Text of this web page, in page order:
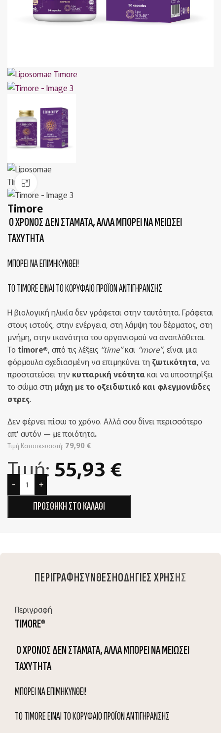
Timore
Ο ΧΡΟΝΟΣ ΔΕΝ ΣΤΑΜΑΤΑ, ΑΛΛΑ ΜΠΟΡΕΙ ΝΑ ΜΕΙΩΣΕΙ
ΤΑΧΥΤΗΤΑ
ΜΠΟΡΕΙ ΝΑ ΕΠΙΜΗΚΥΝΘΕΙ!
TO TIMORE ΕΙΝΑΙ ΤΟ ΚΟΡΥΦΑΙΟ ΠΡΟΪΟΝ ΑΝΤΙΓΗΡΑΝΣΗΣ
Η βιολογική ηλικία δεν γράφεται στην ταυτότητα. Γράφεται
στους ιστούς, στην ενέργεια, στη λάμψη του δέρματος, στη
μνήμη, στην ικανότητα του οργανισμού να αναπλάθεται.
Το timore®, από τις λέξεις “time”και “more”, είναι μια
φόρμουλα σχεδιασμένη να επιμηκύνει τη ζωτικότητα, να
προστατεύσει την κυτταρική νεότητα και να υποστηρίξει
το σώμα στη μάχη με το οξειδωτικό και φλεγμονώδες
στρες.
Δεν φέρνει πίσω το χρόνο. Αλλά σου δίνει περισσότερο
απ’ αυτόν — με ποιότητα.
Τιμή Κατασκευαστή: 79,90 €
Τιμή: 55,93 €
- +
ΠΡΟΣΘΗΚΗ ΣΤΟ ΚΑΛΑΘΙ
ΠΕΡΙΓΡΑΦΗΣΥΝΘΕΣΗΟΔΗΓΙΕΣ ΧΡΗΣΗΣ
Περιγραφή
TIMORE®
Ο ΧΡΟΝΟΣ ΔΕΝ ΣΤΑΜΑΤΑ, ΑΛΛΑ ΜΠΟΡΕΙ ΝΑ ΜΕΙΩΣΕΙ
ΤΑΧΥΤΗΤΑ
ΜΠΟΡΕΙ ΝΑ ΕΠΙΜΗΚΥΝΘΕΙ!
TO TIMORE ΕΙΝΑΙ ΤΟ ΚΟΡΥΦΑΙΟ ΠΡΟΪΟΝ ΑΝΤΙΓΗΡΑΝΣΗΣ